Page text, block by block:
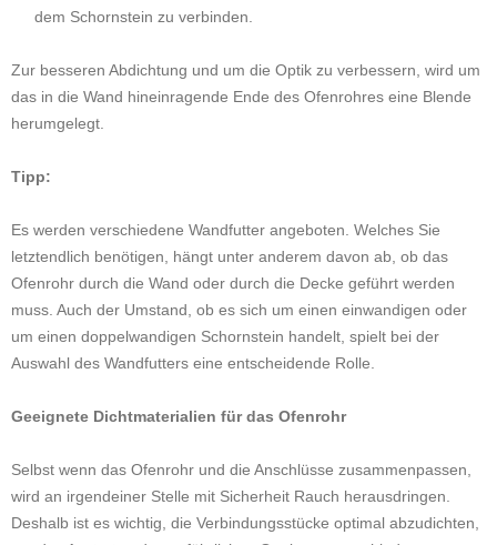
dem Schornstein zu verbinden.
Zur besseren Abdichtung und um die Optik zu verbessern, wird um
das in die Wand hineinragende Ende des Ofenrohres eine Blende
herumgelegt.
Tipp:
Es werden verschiedene Wandfutter angeboten. Welches Sie
letztendlich benötigen, hängt unter anderem davon ab, ob das
Ofenrohr durch die Wand oder durch die Decke geführt werden
muss. Auch der Umstand, ob es sich um einen einwandigen oder
um einen doppelwandigen Schornstein handelt, spielt bei der
Auswahl des Wandfutters eine entscheidende Rolle.
Geeignete Dichtmaterialien für das Ofenrohr
Selbst wenn das Ofenrohr und die Anschlüsse zusammenpassen,
wird an irgendeiner Stelle mit Sicherheit Rauch herausdringen.
Deshalb ist es wichtig, die Verbindungsstücke optimal abzudichten,